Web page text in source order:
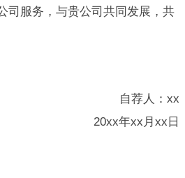
司服务，与贵公司共同发展，共
自荐人：xx
20xx年xx月xx日